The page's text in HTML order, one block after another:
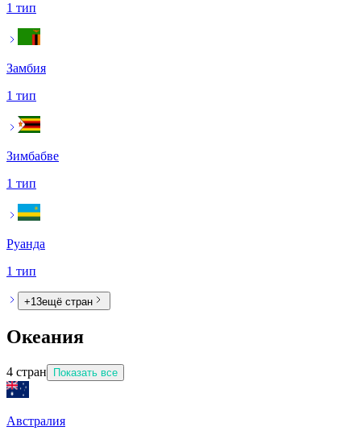
1 тип
Замбия
1 тип
Зимбабве
1 тип
Руанда
1 тип
+13ещё стран
Океания
4 стран Показать все
Австралия